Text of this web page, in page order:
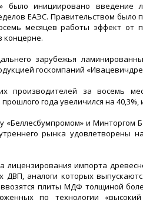
было инициировано введение
ЕАЭС. Правительством было
месяцев работы эффект от
концерне.
зарубежья
госкомпаний
производителей за восемь
года увеличился на 40,3%,
«Беллесбумпромом» и Минторгом
рынка удовлетворены
лицензирования импорта
ДВП, аналоги которых
плиты МДФ толщиной
по технологии